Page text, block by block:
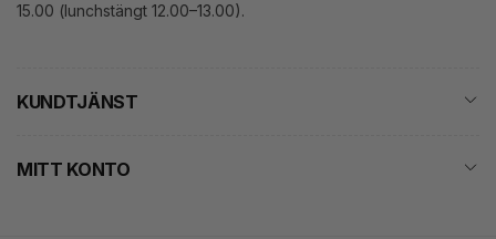
15.00 (lunchstängt 12.00–13.00).
KUNDTJÄNST
MITT KONTO